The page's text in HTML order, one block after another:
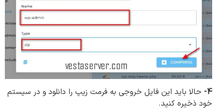
4- حالا باید این فایل خروجی به فرمت زیپ را دانلود و در سیستم
خود ذخیره کنید.